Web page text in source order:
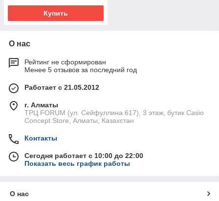
Купить
О нас
Рейтинг не сформирован
Менее 5 отзывов за последний год
Работает с 21.05.2012
г. Алматы
ТРЦ FORUM (ул. Сейфуллина 617), 3 этаж, бутик Casio
Concept Store, Алматы, Казахстан
Контакты
Сегодня работает с 10:00 до 22:00
Показать весь график работы
О нас